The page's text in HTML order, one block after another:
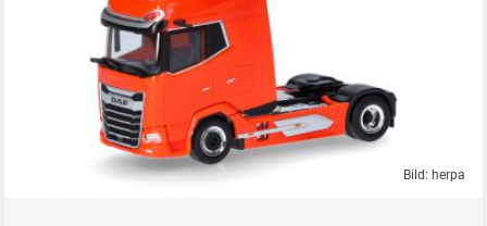
Bild: herpa